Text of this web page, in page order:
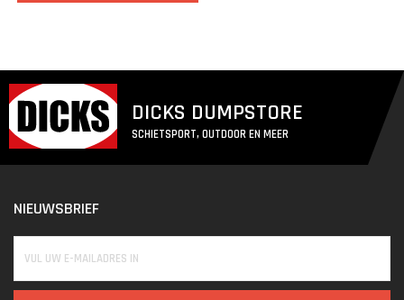
DICKS DUMPSTORE
SCHIETSPORT, OUTDOOR EN MEER
NIEUWSBRIEF